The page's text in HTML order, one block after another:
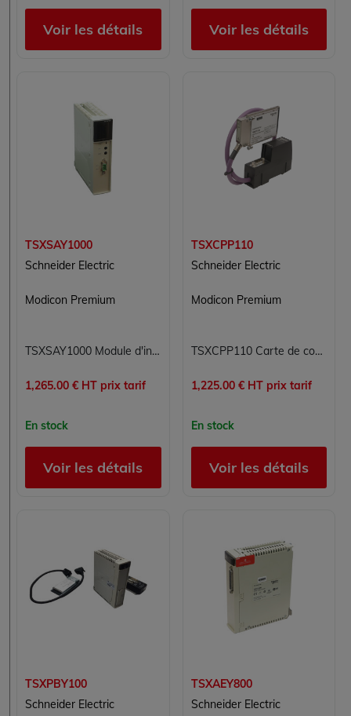
Voir les détails Voir les détails
TSXSAY1000
Schneider Electric
Modicon Premium
TSXSAY1000 Module d'interface Modicon Premium Schneider Electric
1,265.00 € HT prix tarif
En stock
Voir les détails
TSXCPP110
Schneider Electric
Modicon Premium
TSXCPP110 Carte de communication PCMCIA Modicon Premium Schneider Electric
1,225.00 € HT prix tarif
En stock
Voir les détails
TSXPBY100
Schneider Electric
TSXAEY800
Schneider Electric